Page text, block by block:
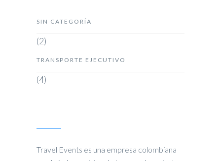
SIN CATEGORÍA
(2)
TRANSPORTE EJECUTIVO
(4)
Travel Events es una empresa colombiana